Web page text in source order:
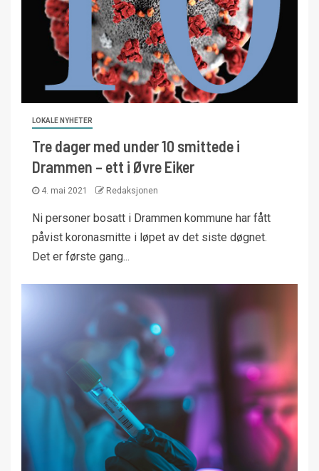
LOKALE NYHETER
Tre dager med under 10 smittede i
Drammen – ett i Øvre Eiker
4. mai 2021 Redaksjonen
Ni personer bosatt i Drammen kommune har fått
påvist koronasmitte i løpet av det siste døgnet.
Det er første gang...